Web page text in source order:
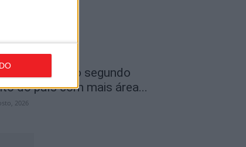
Viseu é o segundo
do país com mais área...
2026